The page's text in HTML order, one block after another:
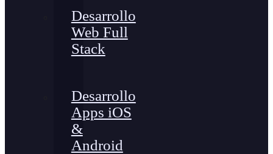
Desarrollo
Web Full
Stack
Desarrollo
Apps iOS
&
Android